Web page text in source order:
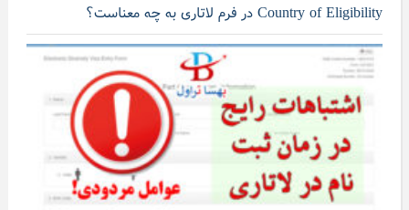
Country of Eligibility در فرم لاتاری به چه معناست؟